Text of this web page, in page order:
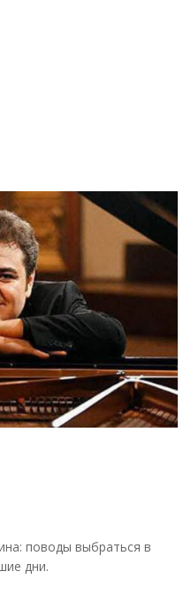
поводы выбраться в
дни.